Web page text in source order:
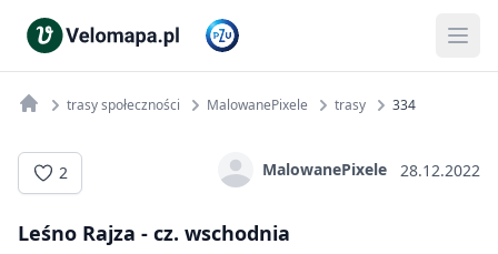
trasy społeczności MalowanePixele trasy 334
2 MalowanePixele 28.12.2022
Leśno Rajza - cz. wschodnia